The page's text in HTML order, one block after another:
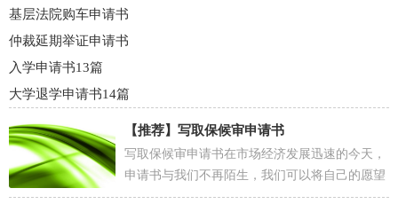
基层法院购车申请书
仲裁延期举证申请书
入学申请书13篇
大学退学申请书14篇
【推荐】 写取保候审申请书
写取保候审申请书在市场经济发展迅速的今天，
申请书与我们不再陌生，我们可以将自己的愿望
和请求写进申请书里。为了让您在写申请书中更